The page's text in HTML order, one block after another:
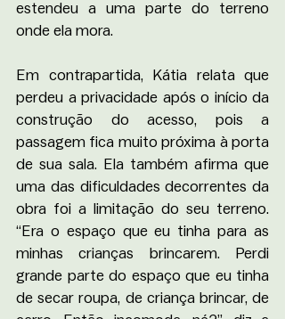
estendeu a uma parte do terreno
onde ela mora.
Em contrapartida, Kátia relata que
perdeu a privacidade após o início da
construção do acesso, pois a
passagem fica muito próxima à porta
de sua sala. Ela também afirma que
uma das dificuldades decorrentes da
obra foi a limitação do seu terreno.
“Era o espaço que eu tinha para as
minhas crianças brincarem. Perdi
grande parte do espaço que eu tinha
de secar roupa, de criança brincar, de